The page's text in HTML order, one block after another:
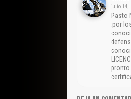
julio 14,
Pasto
.por
pronto